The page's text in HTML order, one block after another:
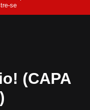
se
(CAPA